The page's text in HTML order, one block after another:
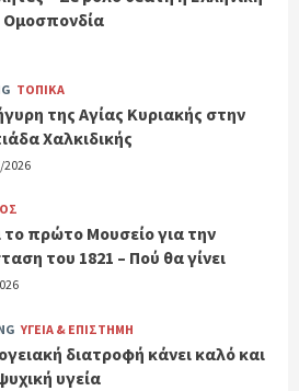
Ομοσπονδία
ΤΟΠΙΚΑ
της Αγίας Κυριακής στην
Χαλκιδικής
2026
το πρώτο Μουσείο για την
του 1821 – Πού θα γίνει
ΥΓΕΙΑ & ΕΠΙΣΤΗΜΗ
διατροφή κάνει καλό και
υγεία